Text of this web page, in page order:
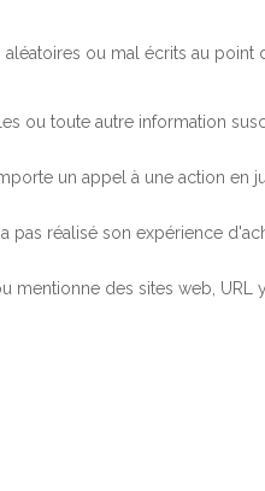
ou mal écrits au
ou toute autre information
un appel à une action en
pas réalisé son expérience
mentionne des sites web,